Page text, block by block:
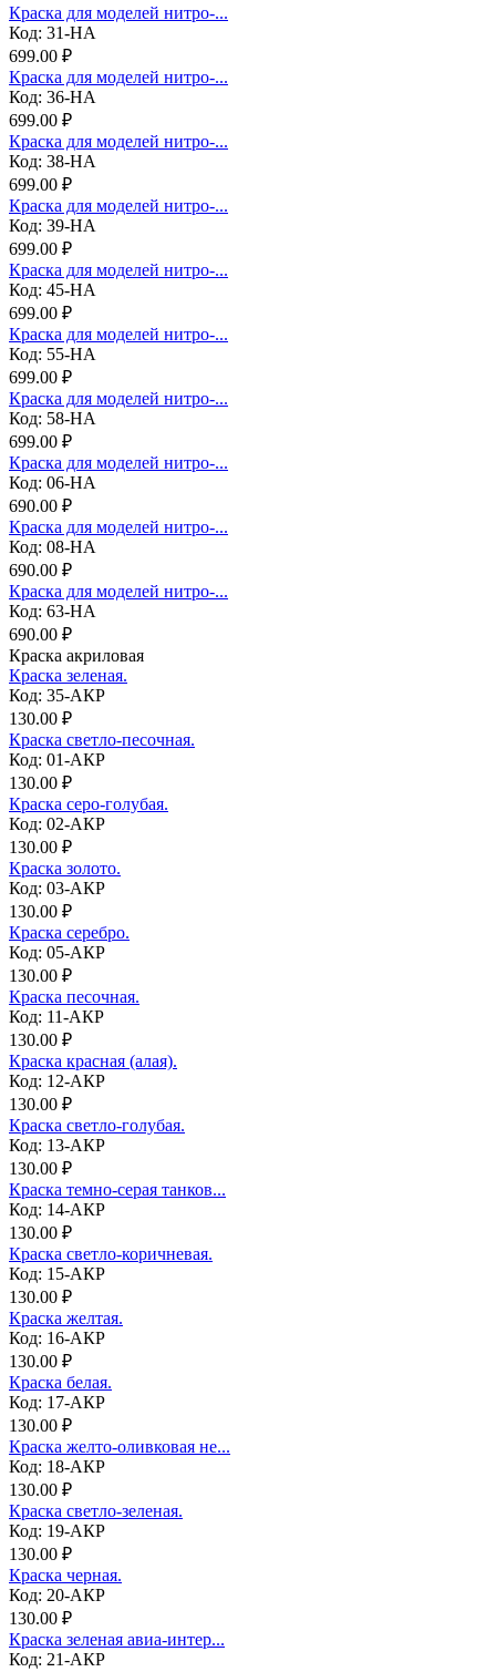
Краска для моделей нитро-...
Код: 31-НА
699.00 ₽
Краска для моделей нитро-...
Код: 36-НА
699.00 ₽
Краска для моделей нитро-...
Код: 38-НА
699.00 ₽
Краска для моделей нитро-...
Код: 39-НА
699.00 ₽
Краска для моделей нитро-...
Код: 45-НА
699.00 ₽
Краска для моделей нитро-...
Код: 55-НА
699.00 ₽
Краска для моделей нитро-...
Код: 58-НА
699.00 ₽
Краска для моделей нитро-...
Код: 06-НА
690.00 ₽
Краска для моделей нитро-...
Код: 08-НА
690.00 ₽
Краска для моделей нитро-...
Код: 63-НА
690.00 ₽
Краска акриловая
Краска зеленая.
Код: 35-АКР
130.00 ₽
Краска светло-песочная.
Код: 01-АКР
130.00 ₽
Краска серо-голубая.
Код: 02-АКР
130.00 ₽
Краска золото.
Код: 03-АКР
130.00 ₽
Краска серебро.
Код: 05-АКР
130.00 ₽
Краска песочная.
Код: 11-АКР
130.00 ₽
Краска красная (алая).
Код: 12-АКР
130.00 ₽
Краска светло-голубая.
Код: 13-АКР
130.00 ₽
Краска темно-серая танков...
Код: 14-АКР
130.00 ₽
Краска светло-коричневая.
Код: 15-АКР
130.00 ₽
Краска желтая.
Код: 16-АКР
130.00 ₽
Краска белая.
Код: 17-АКР
130.00 ₽
Краска желто-оливковая не...
Код: 18-АКР
130.00 ₽
Краска светло-зеленая.
Код: 19-АКР
130.00 ₽
Краска черная.
Код: 20-АКР
130.00 ₽
Краска зеленая авиа-интер...
Код: 21-АКР